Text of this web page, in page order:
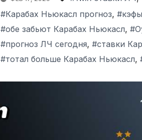
#Карабах Ньюкасл прогноз,
#обе забьют Карабах Ньюкасл,
#прогноз ЛЧ сегодня, #ставки
#тотал больше Карабах Ньюкасл,